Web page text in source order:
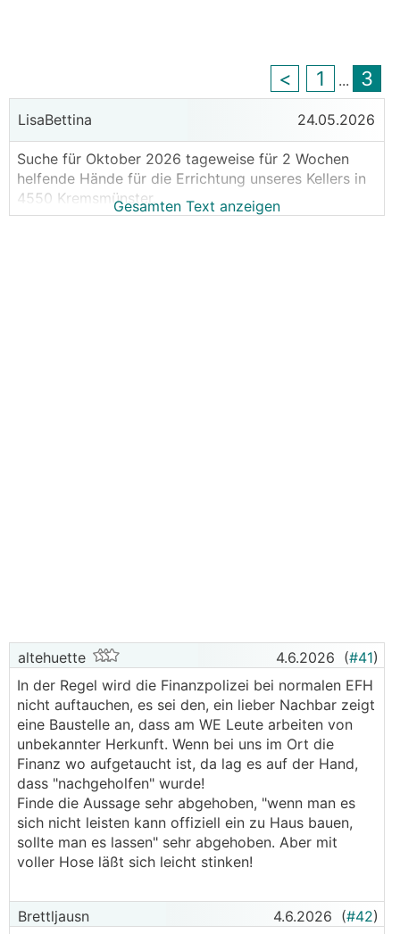
< 1 ... 3
LisaBettina 24.05.2026
Suche für Oktober 2026 tageweise für 2 Wochen
helfende Hände für die Errichtung unseres Kellers in
4550 Kremsmünster.
Falls wer wen kennt....
Gesamten Text anzeigen
altehuette 4.6.2026 (#41)
In der Regel wird die Finanzpolizei bei normalen EFH
nicht auftauchen, es sei den, ein lieber Nachbar zeigt
eine Baustelle an, dass am WE Leute arbeiten von
unbekannter Herkunft. Wenn bei uns im Ort die
Finanz wo aufgetaucht ist, da lag es auf der Hand,
dass "nachgeholfen" wurde!
Finde die Aussage sehr abgehoben, "wenn man es
sich nicht leisten kann offiziell ein zu Haus bauen,
sollte man es lassen" sehr abgehoben. Aber mit
voller Hose läßt sich leicht stinken!
Brettljausn 4.6.2026 (#42)